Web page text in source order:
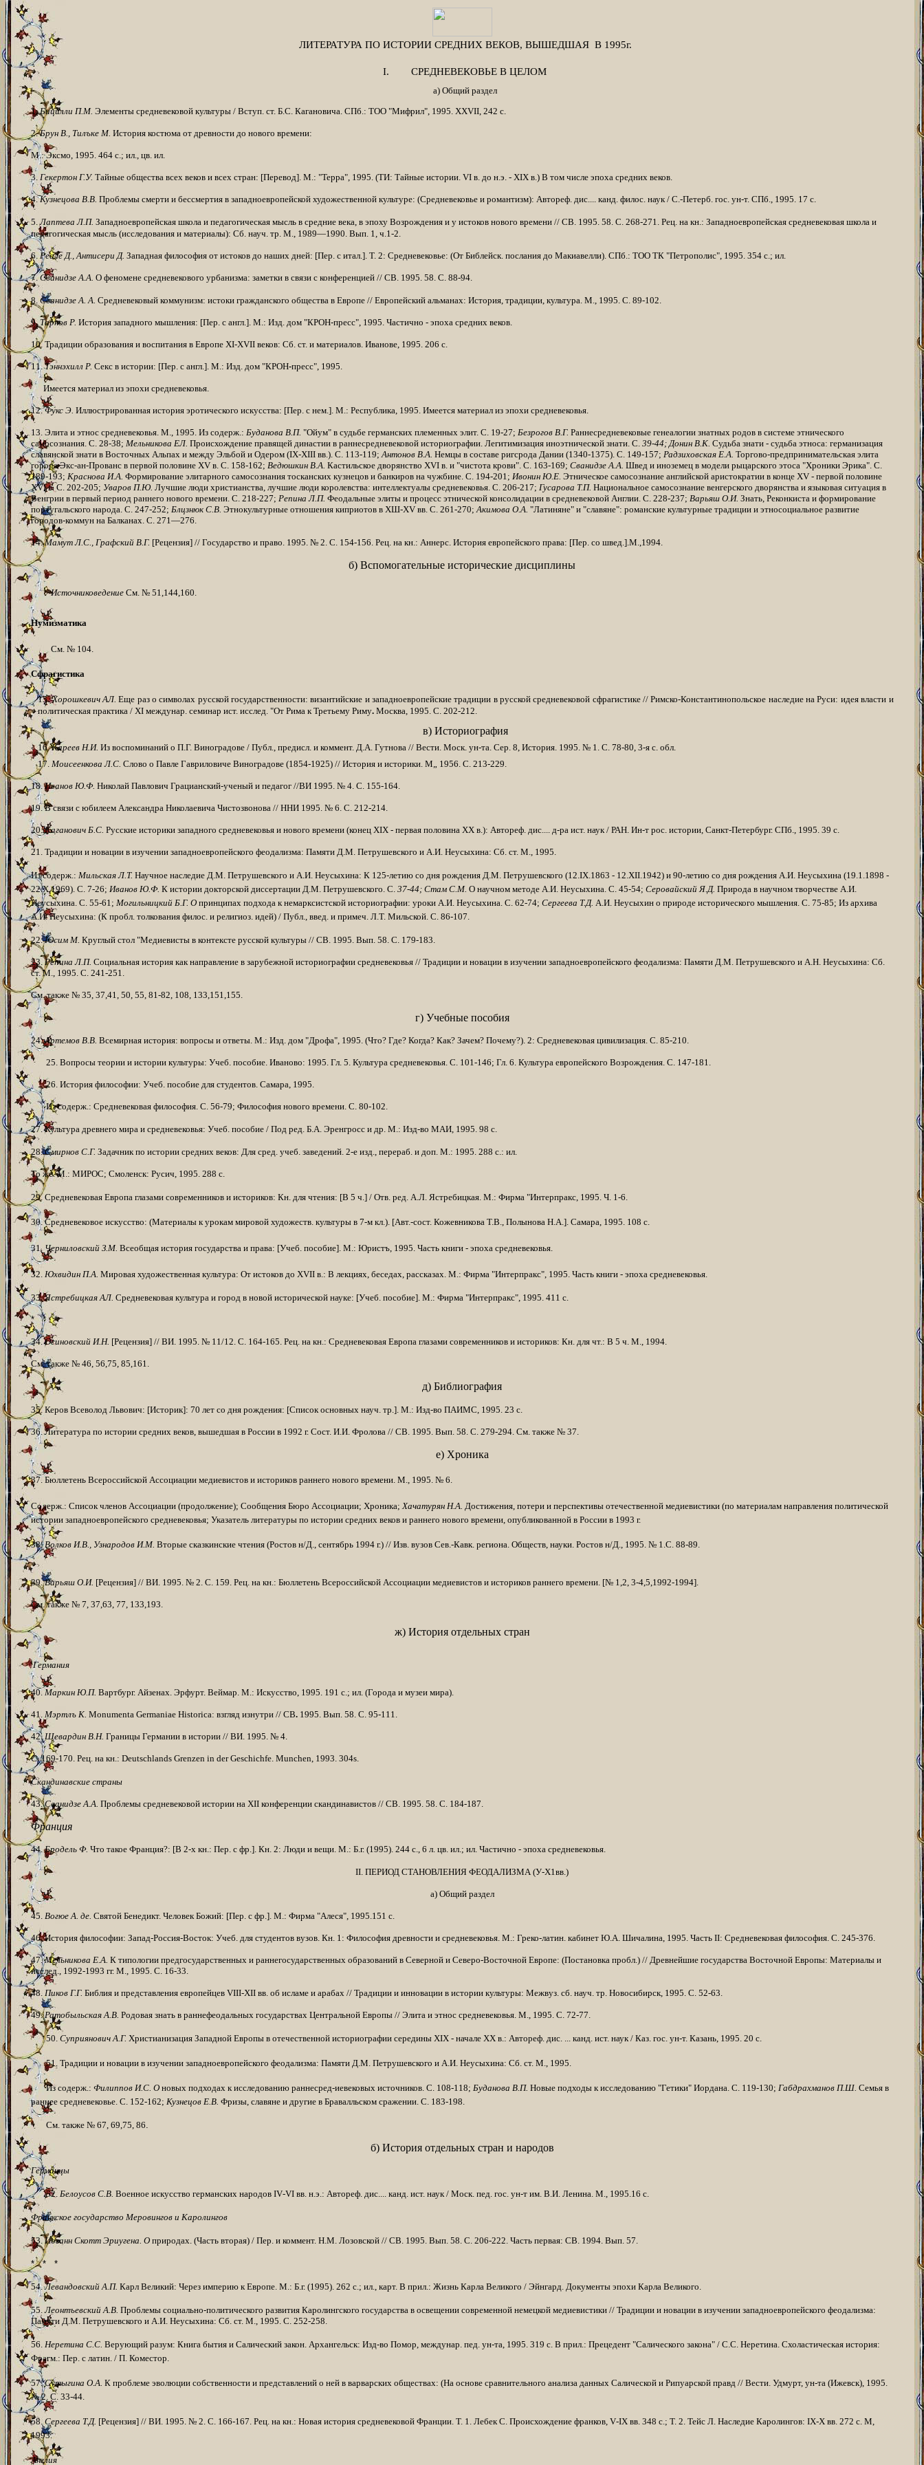
ЛИТЕРАТУРА ПО ИСТОРИИ СРЕДНИХ ВЕКОВ, ВЫШЕДШАЯ В 1995г.
I. СРЕДНЕВЕКОВЬЕ В ЦЕЛОМ
а) Общий раздел
1.Бицилли П.М. Элементы средневековой культуры / Вступ. ст. Б.С. Кага­новича. СПб.: ТОО "Мифрил", 1995. XXVII, 242 с.
2.Брун В., Тилъке М. История костюма от древности до нового времени:
М.: Эксмо, 1995. 464 с.; ил., цв. ил.
3. Гекертон Г.У. Тайные общества всех веков и всех стран: [Перевод]. М.: "Терра", 1995. (ТИ: Тайные истории. VI в. до н.э. - XIX в.) В том числе эпоха средних веков.
4.Кузнецова В.В. Проблемы смерти и бессмертия в западноевропейской художественной культуре: (Средневековье и романтизм): Автореф. дис.... канд. филос. наук / С.-Петерб. гос. ун-т. СПб., 1995. 17 с.
5.Лаптева Л.П. Западноевропейская школа и педагогическая мысль в средние века, в эпоху Возрождения и у истоков нового времени // СВ. 1995. 58. С. 268-271. Peц. на кн.: Западноевропейская средневековая школа и
педагоги­ческая мысль (исследования и материалы): Сб. науч. тр. М., 1989—1990. Вып. 1, ч.1-2.
6.Реале Д., Антисери Д. Западная философия от истоков до наших дней: [Пер. с итал.]. Т. 2: Средневековье: (От Библейск. послания до Макиавелли). СПб.: ТОО ТК "Петрополис", 1995. 354 с.; ил.
7.Сванидзе А.А. О феномене средневекового урбанизма: заметки в связи с конференцией // СВ. 1995. 58. С. 88-94.
8.Сванидзе А. А. Средневековый коммунизм: истоки гражданского общества в Европе // Европейский альманах: История, традиции, культура. М., 1995. С. 89-102.
9.Тарнов Р. История западного мышления: [Пер. с англ.]. М.: Изд. дом "КРОН-пресс", 1995. Частично - эпоха средних веков.
10. Традиции образования и воспитания в Европе XI-XVIIвеков: Сб. ст. и материалов. Иванове, 1995. 206 с.
11.Тэннэхилл Р. Секс в истории: [Пер. с англ.]. М.: Изд. дом "КРОН-пресс", 1995.
Имеется материал из эпохи средневековья.
12.Фукс Э. Иллюстрированная история эротического искусства: [Пер. с нем.]. М.: Республика, 1995. Имеется материал из эпохи средневековья.
13. Элита и этнос средневековья. М., 1995. Из содерж.: Буданова В.П. "Ойум" в судьбе германских племенных элит. С. 19-27; Безрогов В.Г. Раннесредневековые генеалогии знатных родов в систе­ме этнического
самосознания. С. 28-38; Мельникова ЕЛ. Происхождение правящей династии в раннесредневековой историографии. Легитимизация иноэтнической знати. С. 39-44; Донин В.К. Судьба знати - судьба этноса: германиза­ция
славянской знати в Восточных Альпах и между Эльбой и Одером (IX-XIIIвв.). С. 113-119;Антонов В.А. Немцы в составе ригсрода Дании (1340-1375). С. 149-157; Радзиховская Е.А. Торгово-предпринимательская эли­та
города Экс-ан-Прованс в первой половине XV в. С. 158-162; Ведюшкин В.А. Кастильское дворянство XVI в. и "чистота крови". С. 163-169; Сванидзе А.А. Швед и иноземец в модели рыцарского этоса "Хроники Эрика". С.
189-193; Краснова И.А. Формирование элитарного самосознания тосканских кузнецов и банкиров на чужбине. С. 194-201; Ивонин Ю.Е. Этническое самосознание анг­лийской аристократии в конце XV - первой половине
XVI в. С. 202-205; Уваров П.Ю. Лучшие люди христианства, лучшие люди королевства: интеллектуалы средневековья. С. 206-217; Гусарова Т.П. Национальное самосознание венгер­ского дворянства и языковая ситуация в
Венгрии в первый период раннего но­вого времени. С. 218-227; Репина Л.П. Феодальные элиты и процесс этниче­ской консолидации в средневековой Англии. С. 228-237; Варьяш О.И. Знать, Реконкиста и формирование
португальского народа. С. 247-252; Блцзнюк С.В. Этнокультурные отношения киприотов в ХШ-XV вв. С. 261-270;Акимова О.А. "Латиняне" и "славяне": романские культурные традиции и этносоциальное развитие
городов-коммун на Балканах. С. 271—276.
14.Мамут Л.С., Графский В.Г. [Рецензия] // Государство и право. 1995. № 2. С. 154-156. Рец. на кн.: Аннерс. История европейского права: [Пер. со швед.].М.,1994.
б) Вспомогательные исторические дисциплины
Источниковедение См. № 51,144,160.
Нумизматика
См. № 104.
Сфрагистика
15.Хорошкевич АЛ. Еще раз о символах русской государственности: ви­зантийские и западноевропейские традиции в русской средневековой сфраги­стике // Римско-Константинопольское наследие на Руси: идея власти и
полити­ческая практика / XI междунар. семинар ист. исслед. "От Рима к Третьему Ри­му. Москва, 1995. С. 202-212.
в) Историография
16.Кареев Н.И. Из воспоминаний о П.Г. Виноградове / Публ., предисл. и коммент. Д.А. Гутнова // Вести. Моск. ун-та. Сер. 8, История. 1995. № 1. С. 78-80, 3-я с. обл.
17.Моисеенкова Л.С. Слово о Павле Гавриловиче Виноградове (1854-1925) // История и историки. М„ 1956. С. 213-229.
18.Иванов Ю.Ф. Николай Павлович Грацианский-ученый и педагог //ВИ 1995. № 4. С. 155-164.
19. В связи с юбилеем Александра Николаевича Чистозвонова // ННИ 1995. № 6. С. 212-214.
20.Каганович Б.С. Русские историки западного средневековья и нового времени (конец XIX - первая половина XX в.): Автореф. дис.... д-ра ист. наук / РАН. Ин-т рос. истории, Санкт-Петербург. СПб., 1995. 39 с.
21. Традиции и новации в изучении западноевропейского феодализма: Па­мяти Д.М. Петрушевского и А.И. Неусыхина: Сб. ст. М., 1995.
Из содерж.: Мильская Л.Т. Научное наследие Д.М. Петрушевского и А.И. Неусыхина: К 125-летию со дня рождения Д.М. Петрушевского (12.IX.1863 - 12.XII.1942) и 90-летию со дня рождения А.И. Неусыхина (19.1.1898 -
22.Х.1969). С. 7-26; Иванов Ю.Ф. К истории докторской диссертации Д.М. Петрушевского. С. 37-44; Стам С.М. О научном методе А.И. Неусыхина. С. 45-54; Серовайский Я.Д. Природа в научном творчестве А.И.
Неусыхина. С. 55-61; Могильницкий Б.Г. Опринципах подхода к немарксистской историо­графии: уроки А.И. Неусыхина. С. 62-74; Сергеева Т.Д. А.И. Неусыхин о при­роде исторического мышления. С. 75-85; Из архива
А.И. Неусыхина: (К пробл. толкования филос. и религиоз. идей) / Публ., введ. и примеч. Л.Т. Мильской. С. 86-107.
22.Юсим М. Круглый стол "Медиевисты в контексте русской культуры // СВ. 1995. Вып. 58. С. 179-183.
23.Репина Л.П. Социальная история как направление в зарубежной исто­риографии средневековья // Традиции и новации в изучении западноевропей­ского феодализма: Памяти Д.М. Петрушевского и А.Н. Неусыхина: Сб.
ст. М., 1995. С. 241-251.
См. также № 35, 37,41, 50, 55, 81-82, 108, 133,151,155.
г) Учебные пособия
24.Артемов В.В. Всемирная история: вопросы и ответы. М.: Изд. дом "Дрофа", 1995. (Что? Где? Когда? Как? Зачем? Почему?). 2: Средневековая цивилизация. С. 85-210.
25. Вопросы теории и истории культуры: Учеб. пособие. Иваново: 1995. Гл. 5. Культура средневековья. С. 101-146; Гл. 6. Культура европейского Возрождения. С. 147-181.
26. История философии: Учеб. пособие для студентов. Самара, 1995.
Из содерж.: Средневековая философия. С. 56-79; Философия нового вре­мени. С. 80-102.
27. Культура древнего мира и средневековья: Учеб. пособие / Под ред. Б.А. Эренгросс и др. М.: Изд-во МАИ, 1995. 98 с.
28.Смирнов С.Г. Задачник по истории средних веков: Для сред. учеб. заве­дений. 2-е изд., перераб. и доп. М.: 1995. 288 с.: ил.
То же. М.: МИРОС; Смоленск: Русич, 1995. 288 с.
29. Средневековая Европа глазами современников и историков: Кн. для чтения: [В 5 ч.] / Отв. ред. А.Л. Ястребицкая. М.: Фирма "Интерпракс, 1995. Ч. 1-6.
30. Средневековое искусство: (Материалы к урокам мировой художеств. культуры в 7-м кл.). [Авт.-сост. Кожевникова Т.В., Полынова Н.А.]. Самара, 1995. 108 с.
31.Черниловский З.М. Всеобщая история государства и права: [Учеб. по­собие]. М.: Юристъ, 1995. Часть книги - эпоха средневековья.
32. Юхвидин П.А. Мировая художественная культура: От истоков до XVII в.: В лекциях, беседах, рассказах. М.: Фирма "Интерпракс", 1995. Часть книги - эпоха средневековья.
33.Ястребицкая АЛ. Средневековая культура и город в новой историче­ской науке: [Учеб. пособие]. М.: Фирма "Интерпракс", 1995. 411 с.
* * *
34.Осиновский И.Н. [Рецензия] // ВИ. 1995. № 11/12. С. 164-165. Рец. на кн.: Средневековая Европа глазами современников и историков: Кн. для чт.: В 5 ч. М., 1994.
См. также № 46, 56,75, 85,161.
д) Библиография
35. Керов Всеволод Львович: [Историк]: 70 лет со дня рождения: [Список основных науч. тр.]. М.: Изд-во ПАИМС, 1995. 23 с.
36. Литература по истории средних веков, вышедшая в России в 1992 г. Сост. И.И. Фролова // СВ. 1995. Вып. 58. С. 279-294. См. также № 37.
е) Хроника
37. Бюллетень Всероссийской Ассоциации медиевистов и историков ранне­го нового времени. М., 1995. № 6.
Содерж.: Список членов Ассоциации (продолжение); Сообщения Бюро Ассоциации; Хроника;Хачатурян Н.А. Достижения, потери и перспективы отечественной медиевистики (по материалам направления политической
исто­рии западноевропейского средневековья; Указатель литературы по истории средних веков и раннего ново­го времени, опубликованной в России в 1993 г.
38.Волков И.В., Узнародов И.М. Вторые сказкинские чтения (Ростов н/Д., сентябрь 1994 г.) // Изв. вузов Сев.-Кавк. региона. Обществ, науки. Ростов н/Д., 1995. № 1.С. 88-89.
39.Варьяш О.И. [Рецензия] // ВИ. 1995. № 2. С. 159. Рец. на кн.: Бюллетень Всероссийской Ассоциации медиевистов и историков раннего времени. [№ 1,2, 3-4,5,1992-1994].
См. также № 7, 37,63, 77, 133,193.
ж) История отдельных стран
Германия
40.Маркин Ю.П. Вартбург. Айзенах. Эрфурт. Веймар. М.: Искусство, 1995. 191 с.; ил. (Города и музеи мира).
41.Мэртлъ К. Monumenta Germaniae Historica: взгляд изнутри// СВ.1995. Вып. 58. С. 95-111.
42.Шевардин В.Н. Границы Германии в истории // ВИ. 1995. № 4.
С. 169-170. Рец. на кн.: Deutschlands Grenzen in der Geschichfe. Munchen, 1993. 304s.
Скандинавские страны
43.Сванидзе А.А. Проблемы средневековой истории на XII конференции скандинавистов // СВ. 1995. 58. С. 184-187.
Франция
44.Бродель Ф. Что такое Франция?: [В 2-х кн.: Пер. с фр.]. Кн. 2: Люди и вещи. М.: Б.г. (1995). 244 с., 6 л. цв. ил.; ил. Частично - эпоха средневековья.
II . ПЕРИОД СТАНОВЛЕНИЯ ФЕОДАЛИЗМА (У-Х1вв.)
а) Общий раздел
45. Вогюе А. де. Святой Бенедикт. Человек Божий: [Пер. с фр.]. М.: Фир­ма "Алеся", 1995.151 с.
46. История философии: Запад-Россия-Восток: Учеб. для студентов вузов. Кн. 1: Философия древности и средневековья. М.: Греко-латин. кабинет Ю.А. Шичалина, 1995. Часть II: Средневековая философия. С. 245-376.
47.Мельникова Е.А. К типологии предгосударственных и раннегосударственных образований в Северной и Северо-Восточной Европе: (Постановка пробл.) // Древнейшие государства Восточной Европы: Материалы и
исслед., 1992-1993 гг. М., 1995. С. 16-33.
48. Пиков Г.Г. Библия и представления европейцев VIII-XIIвв. об исламе и арабах // Традиции и инновации в истории культуры: Межвуз. сб. науч. тр. Но­восибирск, 1995. С. 52-63.
49.Ратобыльская А.В. Родовая знать в раннефеодальных государствах Центральной Европы // Элита и этнос средневековья. М., 1995. С. 72-77.
50.Суприянович А.Г. Христианизация Западной Европы в отечественной историографии середины XIX - начале XX в.: Автореф. дис. ... канд. ист. наук / Каз. гос. ун-т. Казань, 1995. 20 с.
51. Традиции и новации в изучении западноевропейского феодализма: Па­мяти Д.М. Петрушевского и А.И. Неусыхина: Сб. ст. М., 1995.
Из содерж.:Филиппов И.С. О новых подходах к исследованию раннесред-иевековых источников. С. 108-118; Буданова В.П. Новые подходы к исследова­нию "Гетики" Иордана. С. 119-130; Габдрахманов П.Ш. Семья в
раннее средне­вековье. С. 152-162; Кузнецов Е.В. Фризы, славяне и другие в Бравалльском сражении. С. 183-198.
См. также № 67, 69,75, 86
б) История отдельных стран и народов
Германцы
52.Белоусов С.В. Военное искусство германских народовIV-VI вв. н.э.: Ав­тореф. дис.... канд. ист. наук / Моск. пед. гос. ун-т им. В.И. Ленина. М., 1995.16 с.
Франкское государство Меровингов и Каролингов
53.Иоганн Скотт Эриугена. Оприродах. (Часть вторая) / Пер. и коммент. Н.М. Лозовской // СВ. 1995. Вып. 58. С. 206-222. Часть первая: СВ. 1994. Вып. 57.
* * *
54.Левандовский А.П. Карл Великий: Через империю к Европе. М.: Б.г. (1995). 262 с.; ил., карт. В прил.: Жизнь Карла Великого / Эйнгард. Документы эпохи Карла Ве­ликого.
55.Леонтъевский А.В. Проблемы социально-политического развития Каролингского государства в освещении современной немецкой медиевистики // Традиции и новации в изучении западноевропейского феодализма:
Памяти Д.М. Петрушевского и А.И. Неусыхина: Сб. ст. М., 1995. С. 252-258.
56. Неретина С.С. Верующий разум: Книга бытия и Салический закон. Ар­хангельск: Изд-во Помор, междунар. пед. ун-та, 1995. 319 с. В прил.: Прецедент "Салического закона" / С.С. Неретина. Схоластическая история:
Фрагм.: Пер. с латин. / П. Коместор.
57.Сутыгина О.А. К проблеме эволюции собственности и представлений о ней в варварских обществах: (На основе сравнительного анализа данных Салической и Рипуарской правд // Вести. Удмурт, ун-та (Ижевск), 1995.
№ 2. С. 33-44.
58.Сергеева Т.Д. [Рецензия] // ВИ. 1995. № 2. С. 166-167. Рец. на кн.: Новая история средневековой Франции. Т. 1. Лебек С. Происхождение франков, V-IXвв. 348 с.; Т. 2. Тейс Л. Наследие Каролингов: IX-Xвв. 272 с. М,
1993.
Англия